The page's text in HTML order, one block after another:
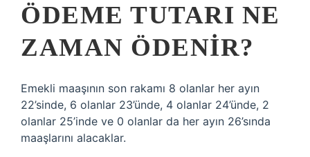
ÖDEME TUTARI NE
ZAMAN ÖDENIR?
Emekli maaşının son rakamı 8 olanlar her ayın
22’sinde, 6 olanlar 23’ünde, 4 olanlar 24’ünde, 2
olanlar 25’inde ve 0 olanlar da her ayın 26’sında
maaşlarını alacaklar.